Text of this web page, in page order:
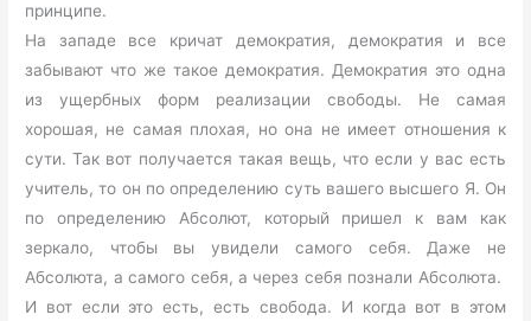
принципе.
На западе все кричат демократия, демократия и все
забывают что же такое демократия. Демократия это одна
из ущербных форм реализации свободы. Не самая
хорошая, не самая плохая, но она не имеет отношения к
сути. Так вот получается такая вещь, что если у вас есть
учитель, то он по определению суть вашего высшего Я. Он
по определению Абсолют, который пришел к вам как
зеркало, чтобы вы увидели самого себя. Даже не
Абсолюта, а самого себя, а через себя познали Абсолюта.
И вот если это есть, есть свобода. И когда вот в этом